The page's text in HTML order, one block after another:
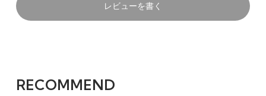
レビューを書く
RECOMMEND